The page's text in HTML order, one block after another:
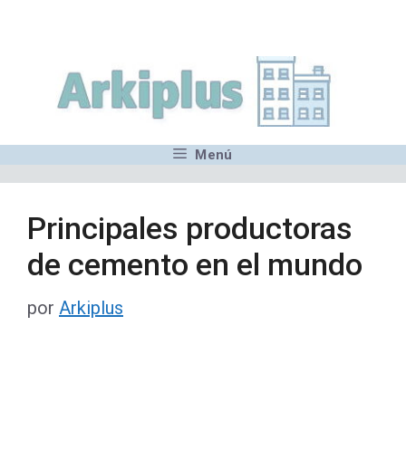
contenido
Menú
Principales productoras
de cemento en el mundo
por Arkiplus